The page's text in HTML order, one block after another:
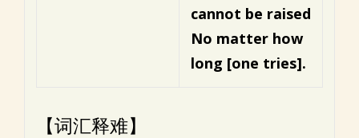
cannot be raised
No matter how
long [one tries].
【词汇释难】